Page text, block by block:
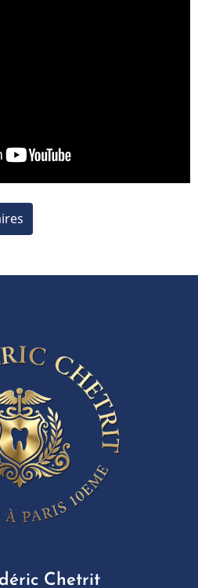
Chetrit